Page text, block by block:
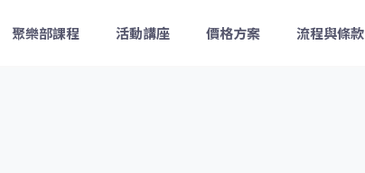
聚樂部課程 活動講座 價格方案 流程與條款